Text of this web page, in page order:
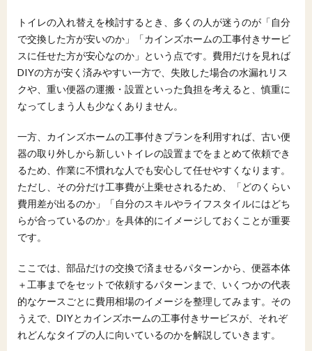
トイレの入れ替えを検討するとき、多くの人が迷うのが「自分
で交換した方が安いのか」「カインズホームの工事付きサービ
スに任せた方が安心なのか」という点です。費用だけを見れば
DIYの方が安く済みやすい一方で、失敗した場合の水漏れリス
クや、重い便器の運搬・設置といった負担を考えると、慎重に
なってしまう人も少なくありません。
一方、カインズホームの工事付きプランを利用すれば、古い便
器の取り外しから新しいトイレの設置までをまとめて依頼でき
るため、作業に不慣れな人でも安心して任せやすくなります。
ただし、その分だけ工事費が上乗せされるため、「どのくらい
費用差が出るのか」「自分のスキルやライフスタイルにはどち
らが合っているのか」を具体的にイメージしておくことが重要
です。
ここでは、部品だけの交換で済ませるパターンから、便器本体
＋工事までをセットで依頼するパターンまで、いくつかの代表
的なケースごとに費用相場のイメージを整理してみます。その
うえで、DIYとカインズホームの工事付きサービスが、それぞ
れどんなタイプの人に向いているのかを解説していきます。